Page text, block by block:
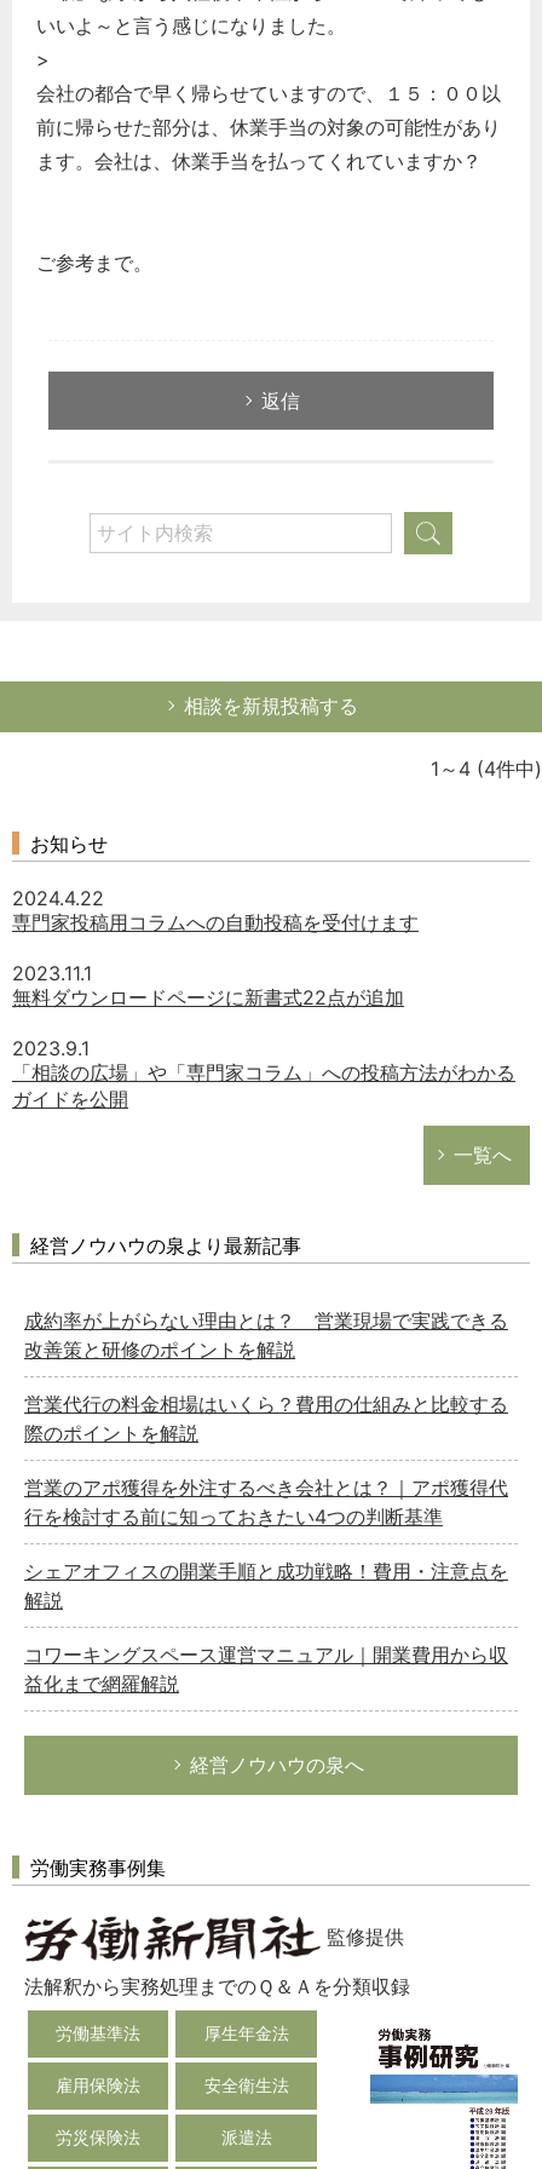
いいよ～と言う感じになりました。
>
会社の都合で早く帰らせていますので、１５：００以
前に帰らせた部分は、休業手当の対象の可能性があり
ます。会社は、休業手当を払ってくれていますか？
ご参考まで。
返信
相談を新規投稿する
1～4 (4件中)
お知らせ
2024.4.22
専門家投稿用コラムへの自動投稿を受付けます
2023.11.1
無料ダウンロードページに新書式22点が追加
2023.9.1
「相談の広場」や「専門家コラム」への投稿方法がわかる
ガイドを公開
一覧へ
経営ノウハウの泉より最新記事
成約率が上がらない理由とは？ 営業現場で実践できる
改善策と研修のポイントを解説
営業代行の料金相場はいくら？費用の仕組みと比較する
際のポイントを解説
営業のアポ獲得を外注するべき会社とは？｜アポ獲得代
行を検討する前に知っておきたい4つの判断基準
シェアオフィスの開業手順と成功戦略！費用・注意点を
解説
コワーキングスペース運営マニュアル｜開業費用から収
益化まで網羅解説
経営ノウハウの泉へ
労働実務事例集
監修提供
法解釈から実務処理までのＱ＆Ａを分類収録
労働基準法 厚生年金法
雇用保険法 安全衛生法
労災保険法 派遣法